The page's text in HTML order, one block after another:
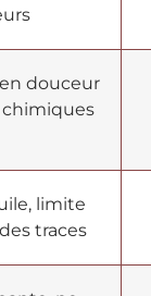
douceur
chimiques
limite
traces